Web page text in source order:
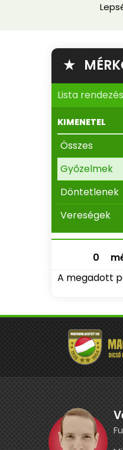
★
Lista
KIMENETEL
Összes
Győzelmek
Döntetlenek
Vereségek
0
A megadott